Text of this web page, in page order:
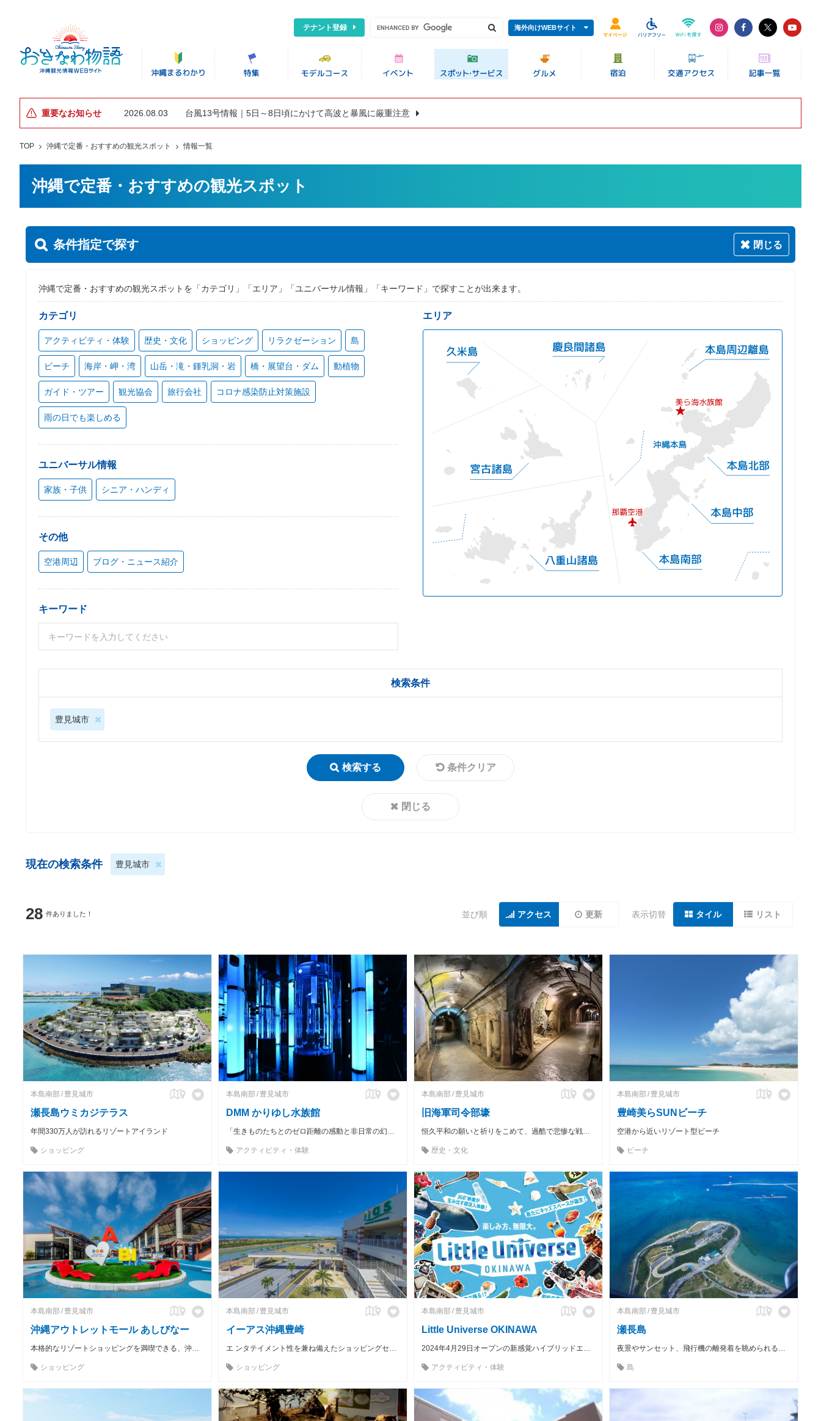
テナント登録 海外向けWEBサイト
重要なお知らせ 2026.08.03 台風13号情報｜5日～8日頃にかけて高波と暴風に厳重注意
TOP 沖縄で定番・おすすめの観光スポット 情報一覧
沖縄で定番・おすすめの観光スポット
条件指定で探す 閉じる
沖縄で定番・おすすめの観光スポットを「カテゴリ」「エリア」「ユニバーサル情報」「キーワード」で探すことが出来ます。
カテゴリ
アクティビティ・体験 歴史・文化 ショッピング リラクゼーション 島
ビーチ 海岸・岬・湾 山岳・滝・鍾乳洞・岩 橋・展望台・ダム 動植物
ガイド・ツアー 観光協会 旅行会社 コロナ感染防止対策施設
雨の日でも楽しめる
ユニバーサル情報
家族・子供 シニア・ハンディ
その他
空港周辺 ブログ・ニュース紹介
キーワード
エリア
検索条件
豊見城市
検索する 条件クリア
閉じる
現在の検索条件 豊見城市
28 件ありました！ 並び順 アクセス 更新 表示切替 タイル リスト
本島南部 豊見城市
瀬長島ウミカジテラス
年間330万人が訪れるリゾートアイランド
ショッピング
本島南部 豊見城市
DMM かりゆし水族館
「生きものたちとのゼロ距離の感動と非日常の幻想体験の提供」をコンセプトにした、最高の笑顔に出会える水族館。
アクティビティ・体験
本島南部 豊見城市
旧海軍司令部壕
恒久平和の願いと祈りをこめて、過酷で悲惨な戦争を今に伝える
歴史・文化
本島南部 豊見城市
豊崎美らSUNビーチ
空港から近いリゾート型ビーチ
ビーチ
本島南部 豊見城市
沖縄アウトレットモール あしびなー
本格的なリゾートショッピングを満喫できる、沖縄唯一のアウトレットモール
ショッピング
本島南部 豊見城市
イーアス沖縄豊崎
エ ンタテイメント性を兼ね備えたショッピングセンター
ショッピング
本島南部 豊見城市
Little Universe OKINAWA
2024年4月29日オープンの新感覚ハイブリッドエンタメ施設！ ミニチュア×AR×最新テクノロジーの無限大のアソビに出会える最新スポット。空港から車で約20分。
アクティビティ・体験
本島南部 豊見城市
瀬長島
夜景やサンセット、飛行機の離発着を眺められるリゾートアイランド
島